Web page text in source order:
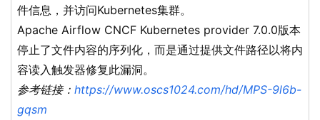
件信息，并访问Kubernetes集群。
Apache Airflow CNCF Kubernetes provider 7.0.0版本
停止了文件内容的序列化，而是通过提供文件路径以将内
容读入触发器修复此漏洞。
参考链接： https://www.oscs1024.com/hd/MPS-9l6b-
gqsm